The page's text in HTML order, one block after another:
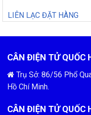
LIÊN LẠC ĐẶT HÀNG
CÂN ĐIỆN TỬ QUỐC
Trụ Sở: 86/56 Phổ
Hồ Chí Minh.
CÂN ĐIỆN TỬ QUỐC